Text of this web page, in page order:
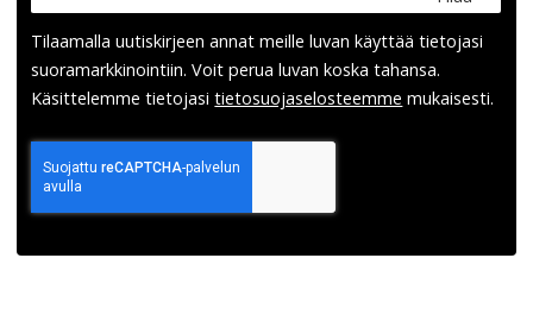
Tilaamalla uutis­kirjeen annat meille luvan käyttää tietojasi
suora­markkinointiin. Voit perua luvan koska tahansa.
Käsittelemme tietojasitieto­suoja­selosteemme mukaisesti.